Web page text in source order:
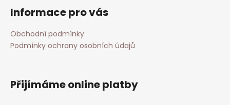
Informace pro vás
Obchodní podmínky
Podmínky ochrany osobních údajů
Přijímáme online platby